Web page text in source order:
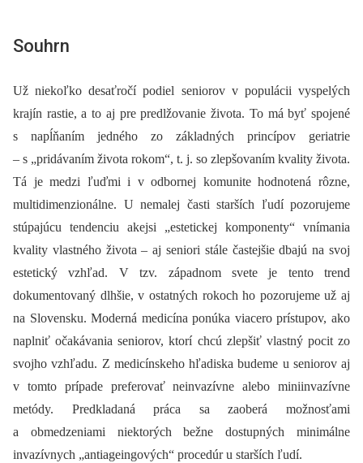
Souhrn
Už niekoľko desaťročí podiel seniorov v populácii vyspelých
krajín rastie, a to aj pre predlžovanie života. To má byť spojené
s napĺňaním jedného zo základných princípov geriatrie
–⁠ s „pridávaním života rokom“, t. j. so zlepšovaním kvality života.
Tá je medzi ľuďmi i v odbornej komunite hodnotená rôzne,
multidimenzionálne. U nemalej časti starších ľudí pozorujeme
stúpajúcu tendenciu akejsi „estetickej komponenty“ vnímania
kvality vlastného života –⁠ aj seniori stále častejšie dbajú na svoj
estetický vzhľad. V tzv. západnom svete je tento trend
dokumentovaný dlhšie, v ostatných rokoch ho pozorujeme už aj
na Slovensku. Moderná medicína ponúka viacero prístupov, ako
naplniť očakávania seniorov, ktorí chcú zlepšiť vlastný pocit zo
svojho vzhľadu. Z medicínskeho hľadiska budeme u seniorov aj
v tomto prípade preferovať neinvazívne alebo miniinvazívne
metódy. Predkladaná práca sa zaoberá možnosťami
a obmedzeniami niektorých bežne dostupných minimálne
invazívnych „antiageingových“ procedúr u starších ľudí.